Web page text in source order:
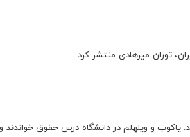
یاکوب و ویلهلم در دانشگاه درس حقوق خواندند